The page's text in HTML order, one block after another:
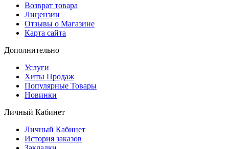
Возврат товара
Лицензии
Отзывы о Магазине
Карта сайта
Дополнительно
Услуги
Хиты Продаж
Популярные Товары
Новинки
Личный Кабинет
Личный Кабинет
История заказов